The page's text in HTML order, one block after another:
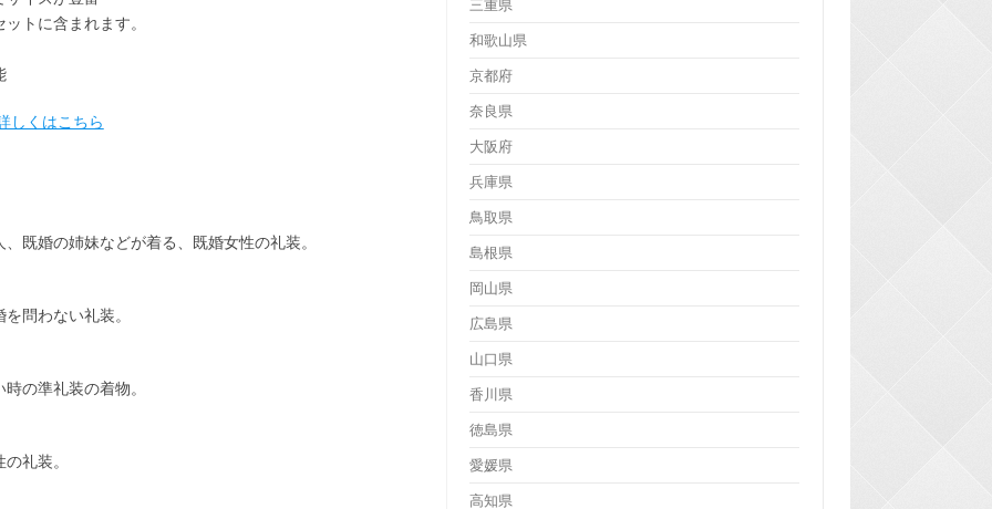
ット に含まれます。
しくはこちら
既婚の姉妹などが着る、既婚女性の礼装。
問わない礼装。
の準礼装の着物。
礼装。
三重県
和歌山県
京都府
奈良県
大阪府
兵庫県
鳥取県
島根県
岡山県
広島県
山口県
香川県
徳島県
愛媛県
高知県